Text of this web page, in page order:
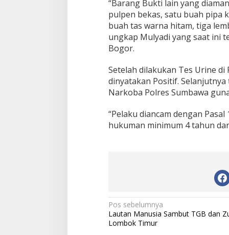
S
a
m
o
t
“Barang Bukti lain yang
pulpen bekas, satu buah pipa
buah tas warna hitam, tiga
ungkap Mulyadi yang saat ini
Bogor.
Setelah dilakukan Tes Urine di
dinyatakan Positif.
Narkoba Polres Sumbawa
“Pelaku diancam dengan
hukuman minimum 4 tahun
N
a
Pos sebelumnya
Lautan Manusia Sambut TGB dan
Lombok Timur